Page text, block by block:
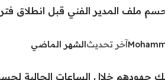
آخر تحديثالشهر الماضي
جهودهم خلال الساعات الحالية لحسم